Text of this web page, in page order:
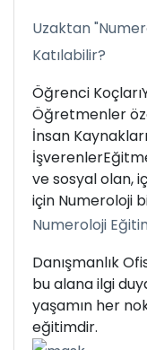
Uzaktan
Katılabilir?
Öğrenci Koçları
Öğretmenler
İnsan Kaynakları
İşverenler
ve sosyal olan,
için Numeroloji
Numeroloji
Danışmanlık
bu alana ilgi
yaşamın her
eğitimdir.